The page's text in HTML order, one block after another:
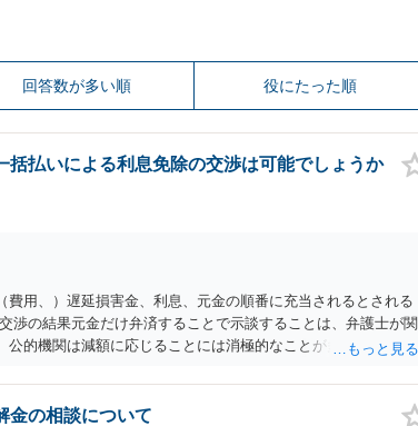
回答数が多い順 役にたった順
括払いによる利息免除の交渉は可能でしょうか
費用、）遅延損害金、利息、元金の順番に充当されるとされる
渉の結果元金だけ弁済することで示談することは、弁護士が関
公的機関は減額に応じることには消極的なことが多いものの、
金の相談について